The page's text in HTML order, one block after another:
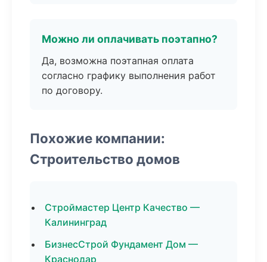
Можно ли оплачивать поэтапно?
Да, возможна поэтапная оплата
согласно графику выполнения работ
по договору.
Похожие компании:
Строительство домов
Строймастер Центр Качество —
Калининград
БизнесСтрой Фундамент Дом —
Краснодар